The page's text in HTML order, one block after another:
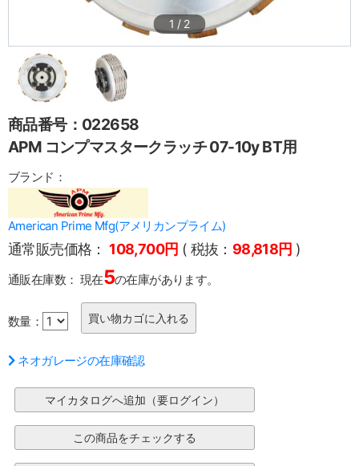
1 / 2
商品番号：022658
APM コンプマスタークラッチ 07-10y BT用
ブランド：
American Prime Mfg(アメリカンプライム)
通常販売価格： 108,700円 ( 税抜： 98,818円 )
通販在庫数： 現在5の在庫があります。
数量：
ネオガレージの在庫確認